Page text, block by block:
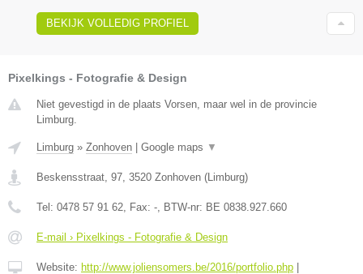
BEKIJK VOLLEDIG PROFIEL
Pixelkings - Fotografie & Design
Niet gevestigd in de plaats Vorsen, maar wel in de provincie
Limburg.
Limburg » Zonhoven Google maps ▼
Beskensstraat, 97 3520 Zonhoven ( Limburg)
Tel: 0478 57 91 62 , Fax: - , BTW-nr: BE 0838.927.660
E-mail › Pixelkings - Fotografie & Design
Website: http://www.joliensomers.be/2016/portfolio.php